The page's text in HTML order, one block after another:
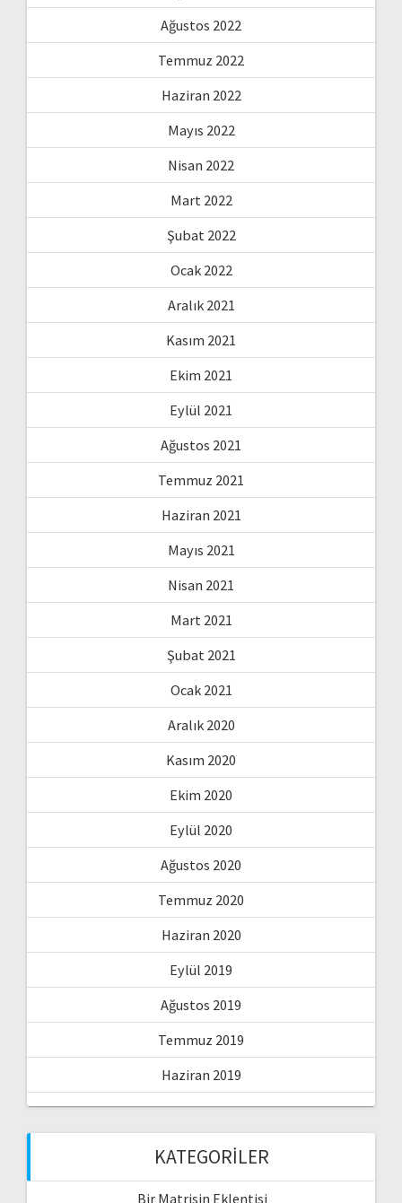
Ağustos 2022
Temmuz 2022
Haziran 2022
Mayıs 2022
Nisan 2022
Mart 2022
Şubat 2022
Ocak 2022
Aralık 2021
Kasım 2021
Ekim 2021
Eylül 2021
Ağustos 2021
Temmuz 2021
Haziran 2021
Mayıs 2021
Nisan 2021
Mart 2021
Şubat 2021
Ocak 2021
Aralık 2020
Kasım 2020
Ekim 2020
Eylül 2020
Ağustos 2020
Temmuz 2020
Haziran 2020
Eylül 2019
Ağustos 2019
Temmuz 2019
Haziran 2019
KATEGORILER
Bir Matrisin Eklentisi